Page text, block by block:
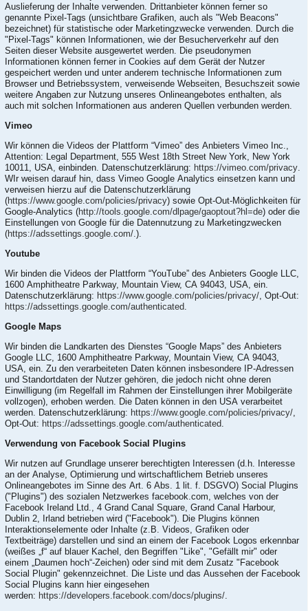
Auslieferung der Inhalte verwenden. Drittanbieter können ferner so
genannte Pixel-Tags (unsichtbare Grafiken, auch als "Web Beacons"
bezeichnet) für statistische oder Marketingzwecke verwenden. Durch die
"Pixel-Tags" können Informationen, wie der Besucherverkehr auf den
Seiten dieser Website ausgewertet werden. Die pseudonymen
Informationen können ferner in Cookies auf dem Gerät der Nutzer
gespeichert werden und unter anderem technische Informationen zum
Browser und Betriebssystem, verweisende Webseiten, Besuchszeit sowie
weitere Angaben zur Nutzung unseres Onlineangebotes enthalten, als
auch mit solchen Informationen aus anderen Quellen verbunden werden.
Vimeo
Wir können die Videos der Plattform “Vimeo” des Anbieters Vimeo Inc.,
Attention: Legal Department, 555 West 18th Street New York, New York
10011, USA, einbinden. Datenschutzerklärung: https://vimeo.com/privacy
WIr weisen darauf hin, dass Vimeo Google Analytics einsetzen kann und
verweisen hierzu auf die Datenschutzerklärung
(https://www.google.com/policies/privacy) sowie Opt-Out-Möglichkeiten für
Google-Analytics (http://tools.google.com/dlpage/gaoptout?hl=de) oder die
Einstellungen von Google für die Datennutzung zu Marketingzwecken
(https://adssettings.google.com/. ).
Youtube
Wir binden die Videos der Plattform “YouTube” des Anbieters Google LLC,
1600 Amphitheatre Parkway, Mountain View, CA 94043, USA, ein.
Datenschutzerklärung: https://www.google.com/policies/privacy/ , Opt-Out:
https://adssettings.google.com/authenticated
Google Maps
Wir binden die Landkarten des Dienstes “Google Maps” des Anbieters
Google LLC, 1600 Amphitheatre Parkway, Mountain View, CA 94043,
USA, ein. Zu den verarbeiteten Daten können insbesondere IP-Adressen
und Standortdaten der Nutzer gehören, die jedoch nicht ohne deren
Einwilligung (im Regelfall im Rahmen der Einstellungen ihrer Mobilgeräte
vollzogen), erhoben werden. Die Daten können in den USA verarbeitet
werden. Datenschutzerklärung: https://www.google.com/policies/privacy/
Opt-Out: https://adssettings.google.com/authenticated
Verwendung von Facebook Social Plugins
Wir nutzen auf Grundlage unserer berechtigten Interessen (d.h. Interesse
an der Analyse, Optimierung und wirtschaftlichem Betrieb unseres
Onlineangebotes im Sinne des Art. 6 Abs. 1 lit. f. DSGVO) Social Plugins
("Plugins") des sozialen Netzwerkes facebook.com, welches von der
Facebook Ireland Ltd., 4 Grand Canal Square, Grand Canal Harbour,
Dublin 2, Irland betrieben wird ("Facebook"). Die Plugins können
Interaktionselemente oder Inhalte (z.B. Videos, Grafiken oder
Textbeiträge) darstellen und sind an einem der Facebook Logos erkennbar
(weißes „f“ auf blauer Kachel, den Begriffen "Like", "Gefällt mir" oder
einem „Daumen hoch“-Zeichen) oder sind mit dem Zusatz "Facebook
Social Plugin" gekennzeichnet. Die Liste und das Aussehen der Facebook
Social Plugins kann hier eingesehen
werden: https://developers.facebook.com/docs/plugins/